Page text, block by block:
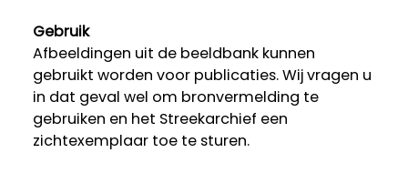
Gebruik
Afbeeldingen uit de beeldbank kunnen
gebruikt worden voor publicaties. Wij vragen u
in dat geval wel om bronvermelding te
gebruiken en het Streekarchief een
zichtexemplaar toe te sturen.